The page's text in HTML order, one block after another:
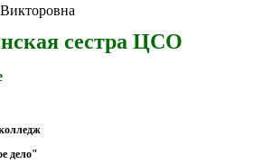
сестра ЦСО
дело"